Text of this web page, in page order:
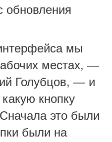
обновления
мы
местах, —
Голубцов, — и
кнопку
это были
были на